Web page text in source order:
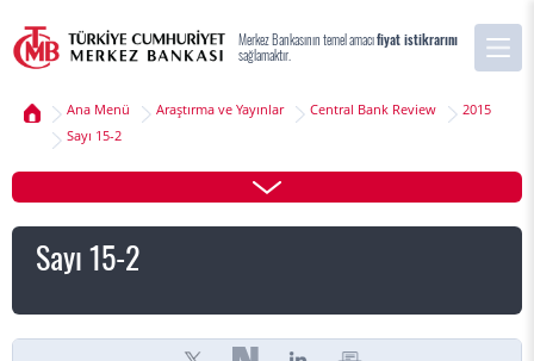
Merkez Bankasının temel amacıfiyat istikrarını
sağlamaktır.
Ana Menü Araştırma ve Yayınlar Central Bank Review
2015
Sayı 15-2
Sayı 15-2